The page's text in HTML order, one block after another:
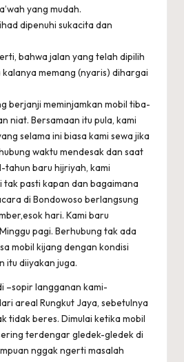
yang mudah.
dipenuhi sukacita dan
bahwa jalan yang telah dipilih
memang (nyaris) dihargai
berjanji meminjamkan mobil tiba-
niat. Bersamaan itu pula, kami
selama ini biasa kami sewa jika
waktu mendesak dan saat
tahun baru hijriyah, kami
pasti kapan dan bagaimana
di Bondowoso berlangsung
hari. Kami baru
pagi. Berhubung tak ada
mobil kijang dengan kondisi
itu diiyakan juga.
–sopir langganan kami-
areal Rungkut Jaya, sebetulnya
tidak beres. Dimulai ketika mobil
terdengar gledek-gledek di
nggak ngerti masalah